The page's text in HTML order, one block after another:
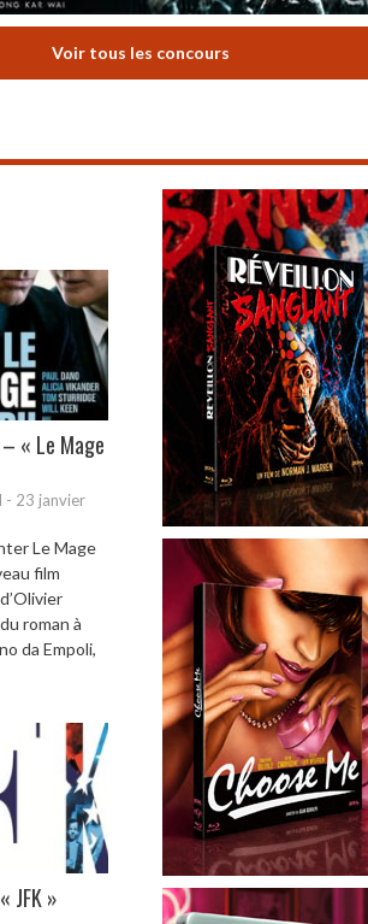
Voir tous les concours
« Le Mage
- 23 janvier
Le Mage
film
roman à
da Empoli,
JFK »